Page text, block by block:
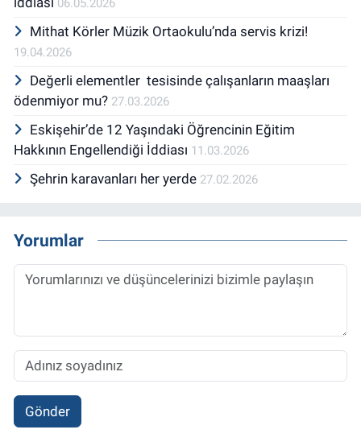
06.05.2026
Mithat Körler Müzik Ortaokulu’nda servis krizi!
19.04.2026
Değerli elementler tesisinde çalışanların maaşları
ödenmiyor mu? 27.03.2026
Eskişehir’de 12 Yaşındaki Öğrencinin Eğitim
Hakkının Engellendiği İddiası 11.03.2026
Şehrin karavanları her yerde 27.02.2026
Yorumlar
Gönder